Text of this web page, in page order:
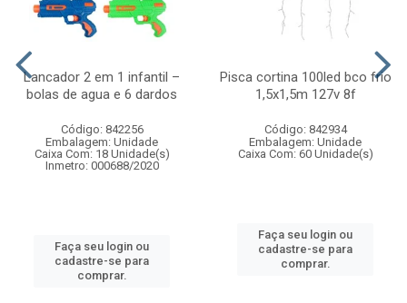
Lancador 2 em 1 infantil –
bolas de agua e 6 dardos
Código: 842256
Embalagem: Unidade
Caixa Com: 18 Unidade(s)
Inmetro: 000688/2020
Faça seu login ou
cadastre-se para
comprar.
Pisca cortina 100led bco frio
1,5x1,5m 127v 8f
Código: 842934
Embalagem: Unidade
Caixa Com: 60 Unidade(s)
Faça seu login ou
cadastre-se para
comprar.